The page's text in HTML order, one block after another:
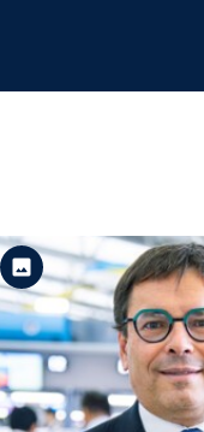
Voir le